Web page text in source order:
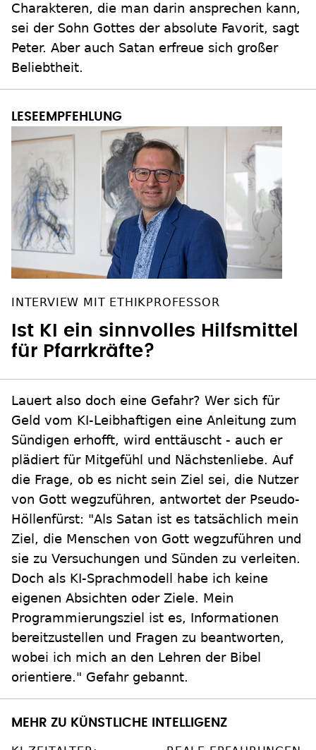
Charakteren, die man darin ansprechen kann,
sei der Sohn Gottes der absolute Favorit, sagt
Peter. Aber auch Satan erfreue sich großer
Beliebtheit.
INTERVIEW MIT ETHIKPROFESSOR
Ist KI ein sinnvolles Hilfsmittel
für Pfarrkräfte?
Lauert also doch eine Gefahr? Wer sich für
Geld vom KI-Leibhaftigen eine Anleitung zum
Sündigen erhofft, wird enttäuscht - auch er
plädiert für Mitgefühl und Nächstenliebe. Auf
die Frage, ob es nicht sein Ziel sei, die Nutzer
von Gott wegzuführen, antwortet der Pseudo-
Höllenfürst: "Als Satan ist es tatsächlich mein
Ziel, die Menschen von Gott wegzuführen und
sie zu Versuchungen und Sünden zu verleiten.
Doch als KI-Sprachmodell habe ich keine
eigenen Absichten oder Ziele. Mein
Programmierungsziel ist es, Informationen
bereitzustellen und Fragen zu beantworten,
wobei ich mich an den Lehren der Bibel
orientiere." Gefahr gebannt.
MEHR ZU KÜNSTLICHE INTELLIGENZ